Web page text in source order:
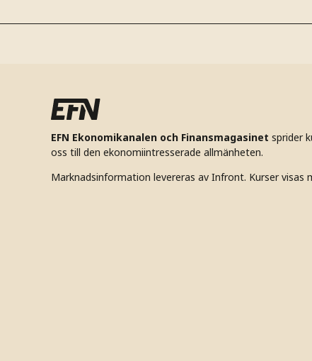
EFN Ekonomikanalen och Finansmagasinet sprider
oss till den ekonomiintresserade allmänheten.
Marknadsinformation levereras av Infront. Kurser visas